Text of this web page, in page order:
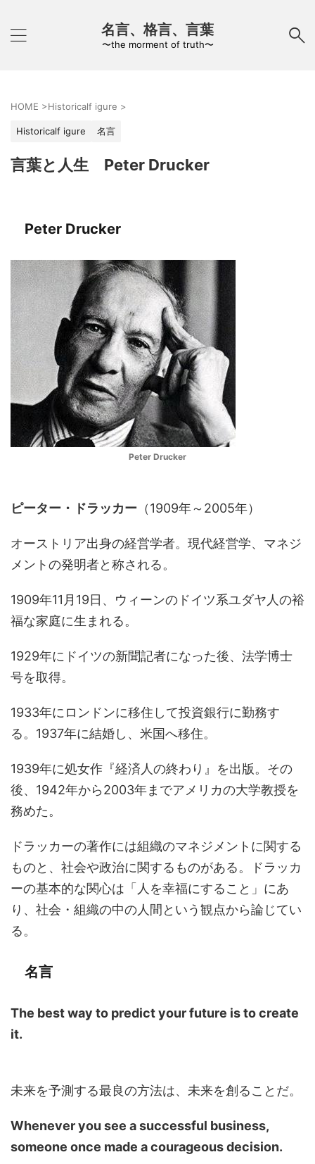
名言、格言、言葉
〜the morment of truth〜
HOME >Historicalf igure >
Historicalf igure 名言
言葉と人生 Peter Drucker
Peter Drucker
Peter Drucker
ピーター・ドラッカー （1909年～2005年）
オーストリア出身の経営学者。現代経営学、マネジ
メントの発明者と称される。
1909年11月19日、ウィーンのドイツ系ユダヤ人の裕
福な家庭に生まれる。
1929年にドイツの新聞記者になった後、法学博士
号を取得。
1933年にロンドンに移住して投資銀行に勤務す
る。1937年に結婚し、米国へ移住。
1939年に処女作『経済人の終わり』を出版。その
後、1942年から2003年までアメリカの大学教授を
務めた。
ドラッカーの著作には組織のマネジメントに関する
ものと、社会や政治に関するものがある。ドラッカ
ーの基本的な関心は「人を幸福にすること」にあ
り、社会・組織の中の人間という観点から論じてい
る。
名言
The best way to predict your future is to create
it.
未来を予測する最良の方法は、未来を創ることだ。
Whenever you see a successful business,
someone once made a courageous decision.